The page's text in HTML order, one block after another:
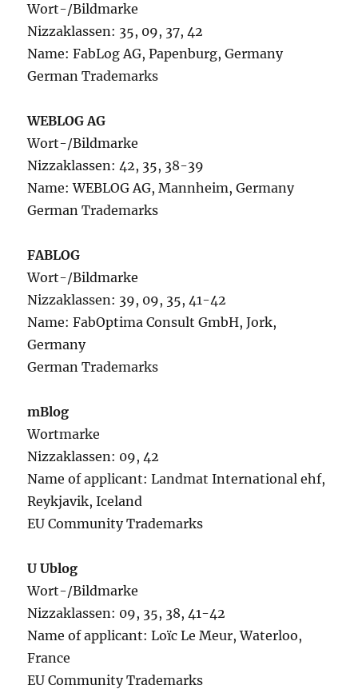
Wort-/Bildmarke
Nizzaklassen: 35, 09, 37, 42
Name: FabLog AG, Papenburg, Germany
German Trademarks
WEBLOG AG
Wort-/Bildmarke
Nizzaklassen: 42, 35, 38-39
Name: WEBLOG AG, Mannheim, Germany
German Trademarks
FABLOG
Wort-/Bildmarke
Nizzaklassen: 39, 09, 35, 41-42
Name: FabOptima Consult GmbH, Jork,
Germany
German Trademarks
mBlog
Wortmarke
Nizzaklassen: 09, 42
Name of applicant: Landmat International ehf,
Reykjavik, Iceland
EU Community Trademarks
U Ublog
Wort-/Bildmarke
Nizzaklassen: 09, 35, 38, 41-42
Name of applicant: Loïc Le Meur, Waterloo,
France
EU Community Trademarks